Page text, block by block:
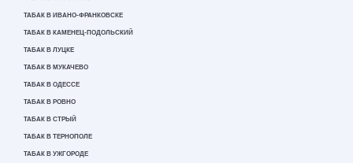
ТАБАК В ИВАНО-ФРАНКОВСКЕ
ТАБАК В КАМЕНЕЦ-ПОДОЛЬСКИЙ
ТАБАК В ЛУЦКЕ
ТАБАК В МУКАЧЕВО
ТАБАК В ОДЕССЕ
ТАБАК В РОВНО
ТАБАК В СТРЫЙ
ТАБАК В ТЕРНОПОЛЕ
ТАБАК В УЖГОРОДЕ